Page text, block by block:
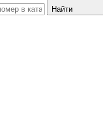
Найти